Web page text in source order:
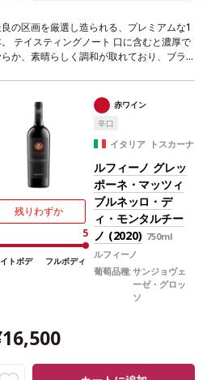
の区画を厳選し造られる、プレミアムな1
テイスティングノート 口に含むと濃厚で
か、素晴らしく調和が取れており、ブラ
うに滑らかなタンニンを持ち、長く続く
ィニッシュはほのかなスパイスを感じる。
メルロー 46%、カベルネ・ソーヴィ
ヨン 31%、サンジョヴェーゼ 23%100%
ユーロリーフ
残りわずか
5
トボデ
フルボディ
赤ワイン
辛口
イタリア トスカーナ
ルフィーノ グレッ
ポーネ・マッツィ
ブルネッロ・デ
ィ・モンタルチー
ノ (2020) 750ml
ルフィーノ
葡萄品種:サンジョヴェ
ーゼ・グロッ
ソ